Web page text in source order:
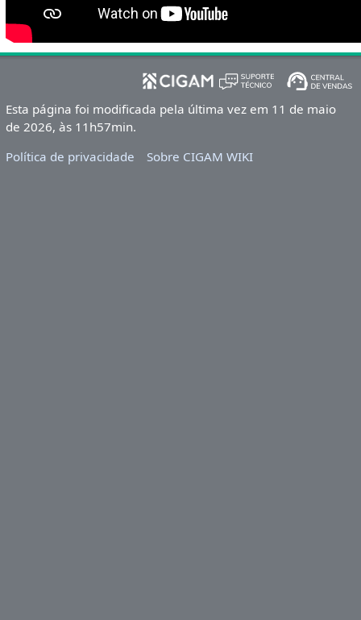
Esta página foi modificada pela última vez em 11 de maio
de 2026, às 11h57min.
Política de privacidade
Sobre CIGAM WIKI